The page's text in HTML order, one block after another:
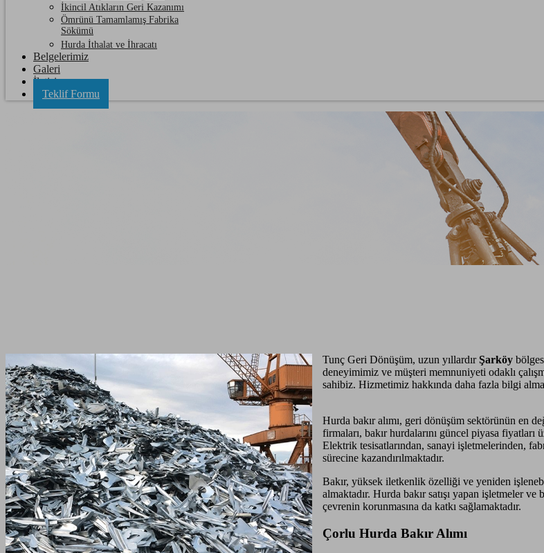
İkincil Atıkların Geri Kazanımı
Ömrünü Tamamlamış Fabrika
Sökümü
Hurda İthalat ve İhracatı
Belgelerimiz
Galeri
İletişim
Teklif Formu
Tunç Geri Dönüşüm, uzun yıllardırŞarköy
deneyimimiz ve müşteri memnuniyeti odaklı
sahibiz. Hizmetimiz hakkında daha fazla bilgi
Hurda bakır alımı, geri dönüşüm sektörünün en
firmaları, bakır hurdalarını güncel piyasa
Elektrik tesisatlarından, sanayi işletmelerinden,
sürecine kazandırılmaktadır.
Bakır, yüksek iletkenlik özelliği ve yeniden
almaktadır. Hurda bakır satışı yapan işletmeler
çevrenin korunmasına da katkı sağlamaktadır.
Çorlu Hurda Bakır Alımı